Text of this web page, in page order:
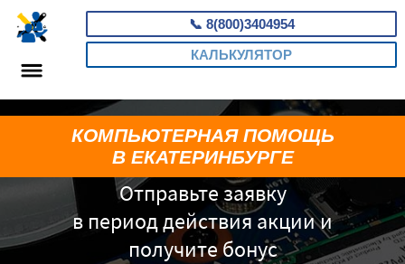
📞 8(800)3404954
КАЛЬКУЛЯТОР
Отправьте заявку
в период действия акции и
получите бонус
КОМПЬЮТЕРНАЯ ПОМОЩЬ
В ЕКАТЕРИНБУРГЕ